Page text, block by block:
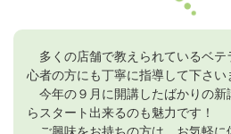
多くの店舗で教えられているベテ
心者の方にも丁寧に指導して下さい
今年の９月に開講したばかりの新
らスタート出来るのも魅力です！